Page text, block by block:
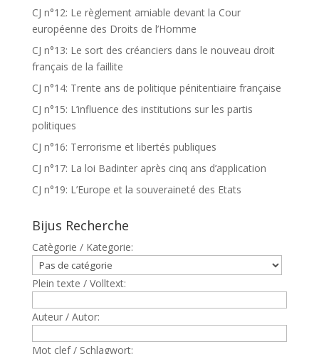
CJ n°12: Le règlement amiable devant la Cour
européenne des Droits de l’Homme
CJ n°13: Le sort des créanciers dans le nouveau droit
français de la faillite
CJ n°14: Trente ans de politique pénitentiaire française
CJ n°15: L’influence des institutions sur les partis
politiques
CJ n°16: Terrorisme et libertés publiques
CJ n°17: La loi Badinter après cinq ans d’application
CJ n°19: L’Europe et la souveraineté des Etats
Bijus Recherche
Catègorie / Kategorie:
Plein texte / Volltext:
Auteur / Autor:
Mot clef / Schlagwort: